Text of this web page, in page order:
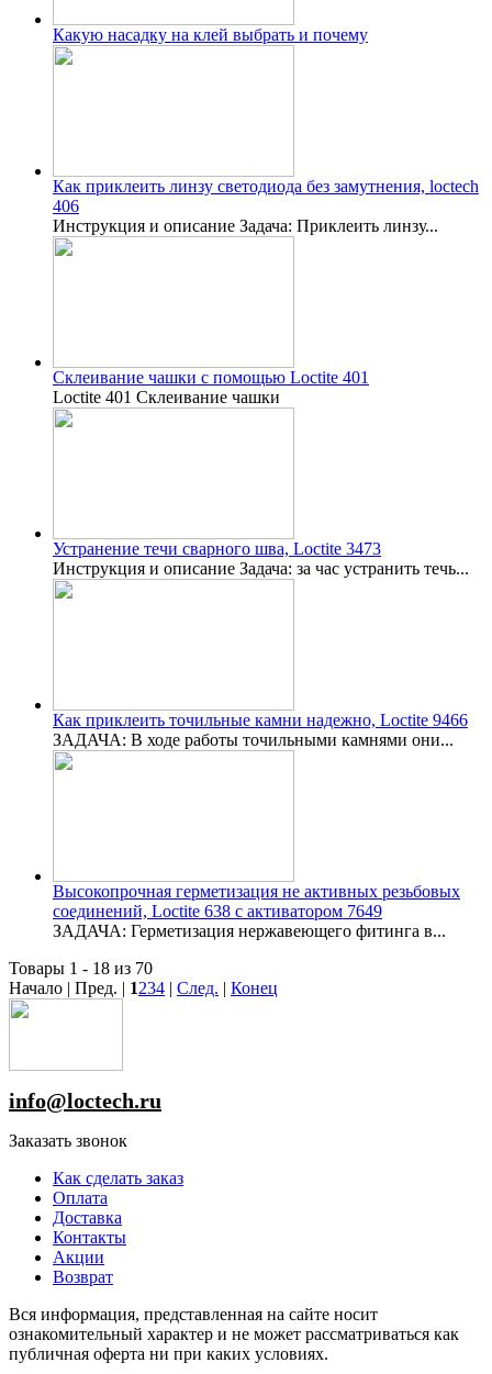
Какую насадку на клей выбрать и почему
Как приклеить линзу светодиода без замутнения, loctech
406
Инструкция и описание Задача: Приклеить линзу...
Склеивание чашки с помощью Loctite 401
Loctite 401 Склеивание чашки
Устранение течи сварного шва, Loctite 3473
Инструкция и описание Задача: за час устранить течь...
Как приклеить точильные камни надежно, Loctite 9466
ЗАДАЧА: В ходе работы точильными камнями они...
Высокопрочная герметизация не активных резьбовых
соединений, Loctite 638 с активатором 7649
ЗАДАЧА: Герметизация нержавеющего фитинга в...
Товары 1 - 18 из 70
Начало | Пред. | 1234 | След. | Конец
info@loctech.ru
Заказать звонок
Как сделать заказ
Оплата
Доставка
Контакты
Акции
Возврат
Вся информация, представленная на сайте носит
ознакомительный характер и не может рассматриваться как
публичная оферта ни при каких условиях.